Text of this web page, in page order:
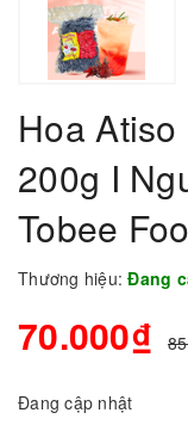
Hoa
200g I
Tobee
Thương hiệu: Đang
70.000₫
Đang cập nhật